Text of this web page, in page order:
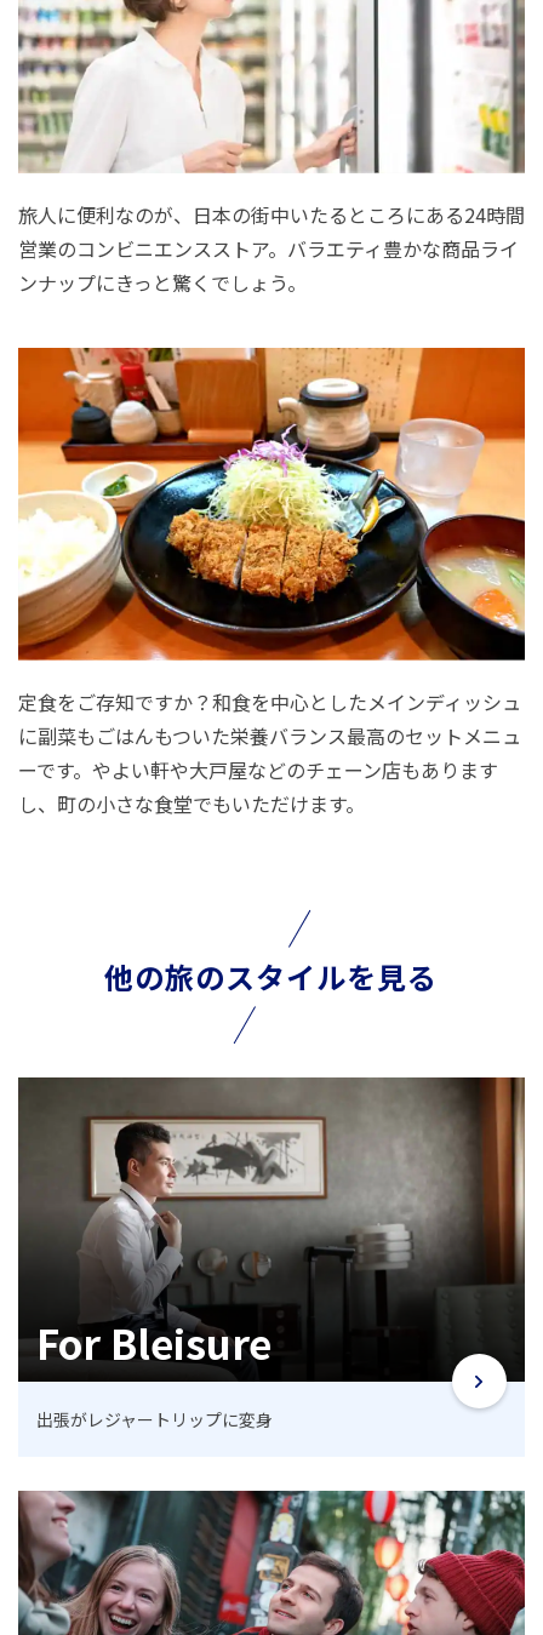
旅人に便利なのが、日本の街中いたるところにある24時間
営業のコンビニエンスストア。バラエティ豊かな商品ライ
ンナップにきっと驚くでしょう。
定食をご存知ですか？和食を中心としたメインディッシュ
に副菜もごはんもついた栄養バランス最高のセットメニュ
ーです。やよい軒や大戸屋などのチェーン店もあります
し、町の小さな食堂でもいただけます。
他の旅のスタイルを見る
For Bleisure
出張がレジャートリップに変身